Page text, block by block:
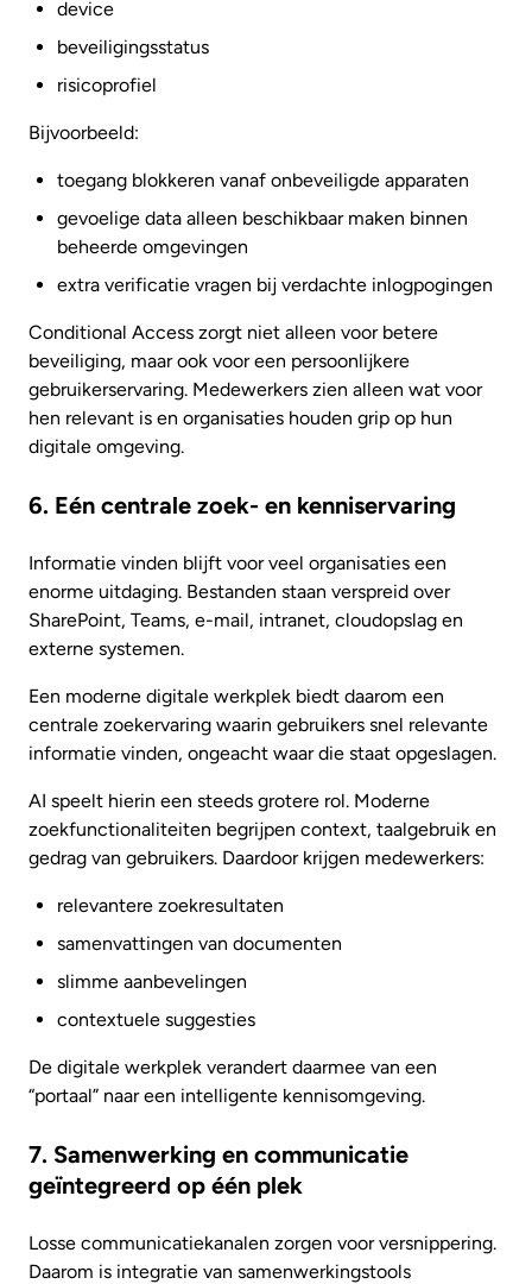
device
beveiligingsstatus
risicoprofiel
Bijvoorbeeld:
toegang blokkeren vanaf onbeveiligde apparaten
gevoelige data alleen beschikbaar maken binnen
beheerde omgevingen
extra verificatie vragen bij verdachte inlogpogingen
Conditional Access zorgt niet alleen voor betere
beveiliging, maar ook voor een persoonlijkere
gebruikerservaring. Medewerkers zien alleen wat voor
hen relevant is en organisaties houden grip op hun
digitale omgeving.
6. Eén centrale zoek- en kenniservaring
Informatie vinden blijft voor veel organisaties een
enorme uitdaging. Bestanden staan verspreid over
SharePoint, Teams, e-mail, intranet, cloudopslag en
externe systemen.
Een moderne digitale werkplek biedt daarom een
centrale zoekervaring waarin gebruikers snel relevante
informatie vinden, ongeacht waar die staat opgeslagen.
AI speelt hierin een steeds grotere rol. Moderne
zoekfunctionaliteiten begrijpen context, taalgebruik en
gedrag van gebruikers. Daardoor krijgen medewerkers:
relevantere zoekresultaten
samenvattingen van documenten
slimme aanbevelingen
contextuele suggesties
De digitale werkplek verandert daarmee van een
“portaal” naar een intelligente kennisomgeving.
7. Samenwerking en communicatie
geïntegreerd op één plek
Losse communicatiekanalen zorgen voor versnippering.
Daarom is integratie van samenwerkingstools